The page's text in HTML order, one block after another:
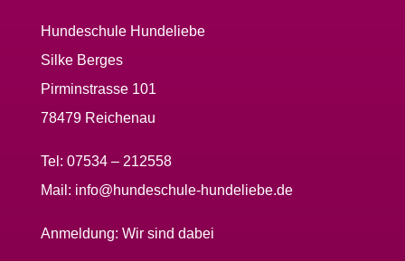
Hundeschule Hundeliebe
Silke Berges
Pirminstrasse 101
78479 Reichenau
Tel: 07534 – 212558
Mail: info@hundeschule-hundeliebe.de
Anmeldung: Wir sind dabei